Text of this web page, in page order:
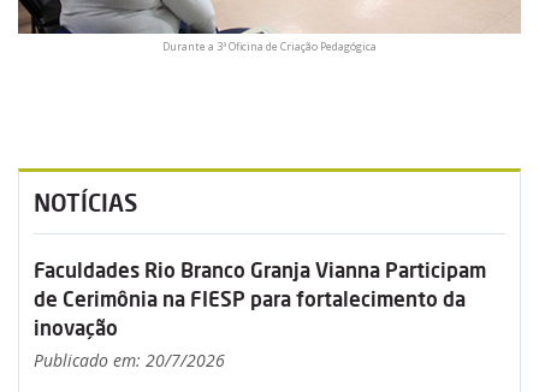
Durante a 3ª Oficina de Criação Pedagógica
NOTÍCIAS
Faculdades Rio Branco Granja Vianna Participam
de Cerimônia na FIESP para fortalecimento da
inovação
Publicado em: 20/7/2026